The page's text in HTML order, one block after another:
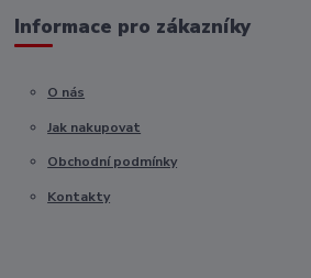
Informace pro zákazníky
O nás
Jak nakupovat
Obchodní podmínky
Kontakty